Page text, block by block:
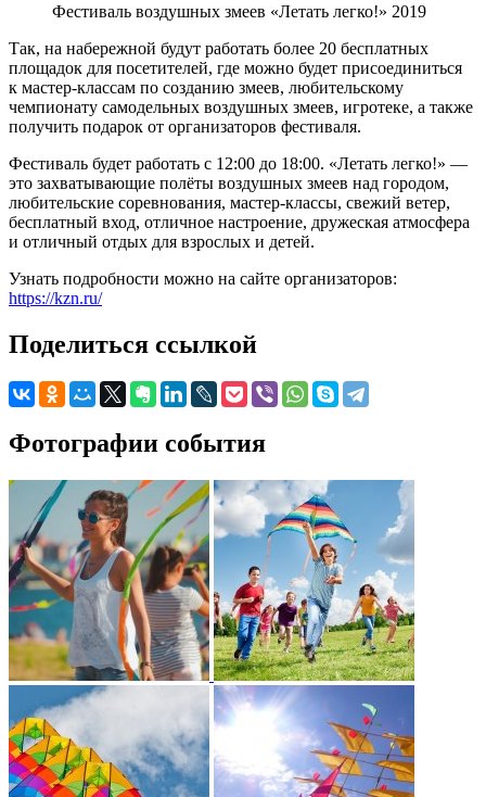
Фестиваль воздушных змеев «Летать легко!» 2019
Так, на набережной будут работать более 20 бесплатных
площадок для посетителей, где можно будет присоединиться
к мастер-классам по созданию змеев, любительскому
чемпионату самодельных воздушных змеев, игротеке, а также
получить подарок от организаторов фестиваля.
Фестиваль будет работать с 12:00 до 18:00. «Летать легко!» —
это захватывающие полёты воздушных змеев над городом,
любительские соревнования, мастер-классы, свежий ветер,
бесплатный вход, отличное настроение, дружеская атмосфера
и отличный отдых для взрослых и детей.
Узнать подробности можно на сайте организаторов:
https://kzn.ru/
Поделиться ссылкой
Фотографии события